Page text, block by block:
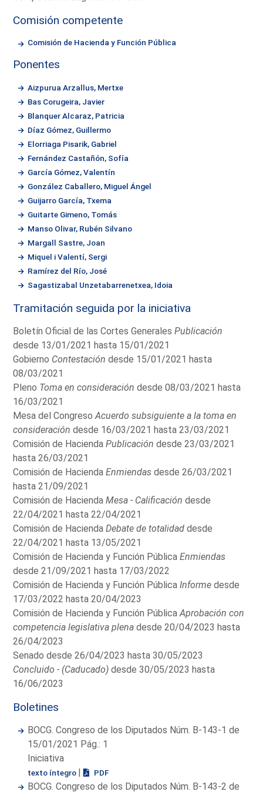
Comisión competente
Comisión de Hacienda y Función Pública
Ponentes
Aizpurua Arzallus, Mertxe
Bas Corugeira, Javier
Blanquer Alcaraz, Patricia
Díaz Gómez, Guillermo
Elorriaga Pisarik, Gabriel
Fernández Castañón, Sofía
García Gómez, Valentín
González Caballero, Miguel Ángel
Guijarro García, Txema
Guitarte Gimeno, Tomás
Manso Olivar, Rubén Silvano
Margall Sastre, Joan
Miquel i Valentí, Sergi
Ramírez del Río, José
Sagastizabal Unzetabarrenetxea, Idoia
Tramitación seguida por la iniciativa
Boletín Oficial de las Cortes GeneralesPublicación
desde 13/01/2021 hasta 15/01/2021
Gobierno Contestación desde 15/01/2021 hasta
08/03/2021
Pleno Toma en consideración desde 08/03/2021 hasta
16/03/2021
Mesa del CongresoAcuerdo subsiguiente a la toma en
consideración desde 16/03/2021 hasta 23/03/2021
Comisión de HaciendaPublicación desde 23/03/2021
hasta 26/03/2021
Comisión de HaciendaEnmiendas desde 26/03/2021
hasta 21/09/2021
Comisión de HaciendaMesa - Calificación desde
22/04/2021 hasta 22/04/2021
Comisión de HaciendaDebate de totalidad desde
22/04/2021 hasta 13/05/2021
Comisión de Hacienda y Función PúblicaEnmiendas
desde 21/09/2021 hasta 17/03/2022
Comisión de Hacienda y Función PúblicaInforme desde
17/03/2022 hasta 20/04/2023
Comisión de Hacienda y Función PúblicaAprobación con
competencia legislativa plena desde 20/04/2023 hasta
26/04/2023
Senado desde 26/04/2023 hasta 30/05/2023
Concluido - (Caducado) desde 30/05/2023 hasta
16/06/2023
Boletines
BOCG. Congreso de los Diputados Núm. B-143-1 de
15/01/2021 Pág.: 1
Iniciativa
texto íntegro | PDF
BOCG. Congreso de los Diputados Núm. B-143-2 de